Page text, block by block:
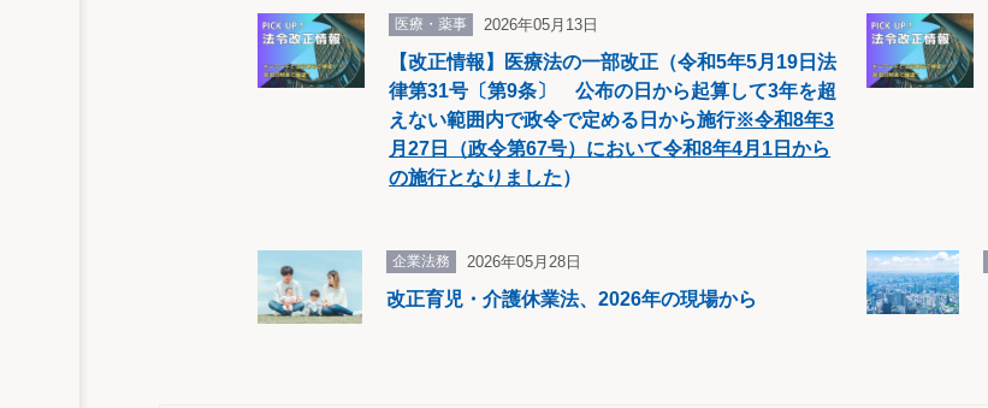
医療・薬事 2026年05月13日
【改正情報】医療法の一部改正（令和5年5月19日法
律第31号〔第9条〕 公布の日から起算して3年を超
えない範囲内で政令で定める日から施行※令和8年3
月27日（政令第67号）において令和8年4月1日から
の施行となりました）
企業法務 2026年05月28日
改正育児・介護休業法、2026年の現場から